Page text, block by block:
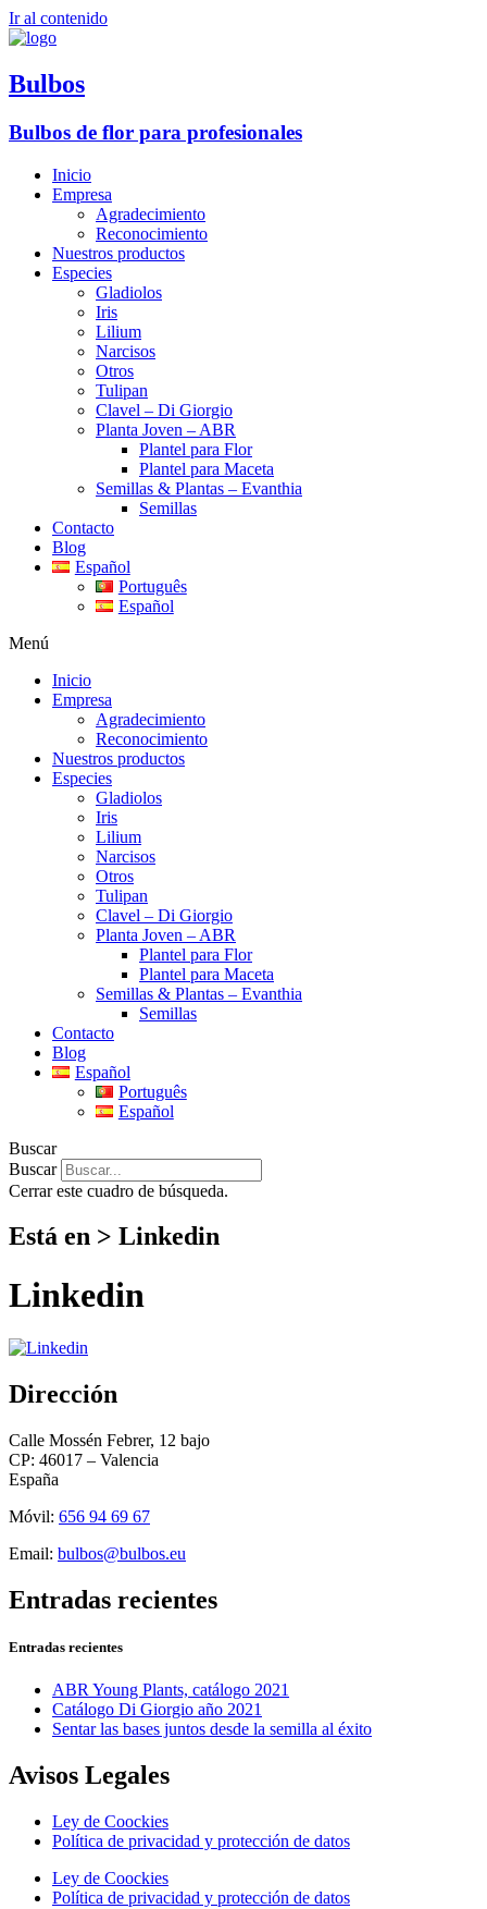
Ir al contenido
Bulbos
Bulbos de flor para profesionales
Inicio
Empresa
Agradecimiento
Reconocimiento
Nuestros productos
Especies
Gladiolos
Iris
Lilium
Narcisos
Otros
Tulipan
Clavel – Di Giorgio
Planta Joven – ABR
Plantel para Flor
Plantel para Maceta
Semillas & Plantas – Evanthia
Semillas
Contacto
Blog
Español
Português
Español
Menú
Inicio
Empresa
Agradecimiento
Reconocimiento
Nuestros productos
Especies
Gladiolos
Iris
Lilium
Narcisos
Otros
Tulipan
Clavel – Di Giorgio
Planta Joven – ABR
Plantel para Flor
Plantel para Maceta
Semillas & Plantas – Evanthia
Semillas
Contacto
Blog
Español
Português
Español
Buscar
Buscar
Cerrar este cuadro de búsqueda.
Está en > Linkedin
Linkedin
Dirección
Calle Mossén Febrer, 12 bajo
CP: 46017 – Valencia
España
Móvil: 656 94 69 67
Email: bulbos@bulbos.eu
Entradas recientes
Entradas recientes
ABR Young Plants, catálogo 2021
Catálogo Di Giorgio año 2021
Sentar las bases juntos desde la semilla al éxito
Avisos Legales
Ley de Coockies
Política de privacidad y protección de datos
Ley de Coockies
Política de privacidad y protección de datos